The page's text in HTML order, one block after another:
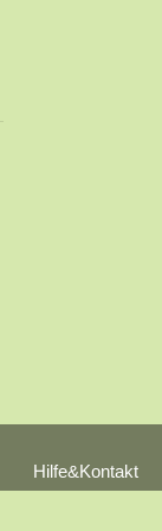
Hilfe&Kontakt